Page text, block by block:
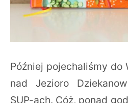
Później pojechaliśmy do
nad Jezioro
SUP-ach. Cóż, ponad